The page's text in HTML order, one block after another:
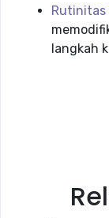
Rutinitas
langkah